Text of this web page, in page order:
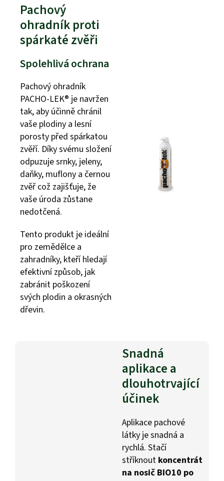
Pachový
ohradník proti
spárkaté zvěři
Spolehlivá ochrana
Pachový ohradník
PACHO-LEK® je navržen
tak, aby účinně chránil
vaše plodiny a lesní
porosty před spárkatou
zvěří. Díky svému složení
odpuzuje srnky, jeleny,
daňky, muflony a černou
zvěř což zajišťuje, že
vaše úroda zůstane
nedotčená.
Tento produkt je ideální
pro zemědělce a
zahradníky, kteří hledají
efektivní způsob, jak
zabránit poškození
svých plodin a okrasných
dřevin.
Snadná
aplikace a
dlouhotrvající
účinek
Aplikace pachové
látky je snadná a
rychlá. Stačí
stříknout koncentrát
na nosič BIO10 po